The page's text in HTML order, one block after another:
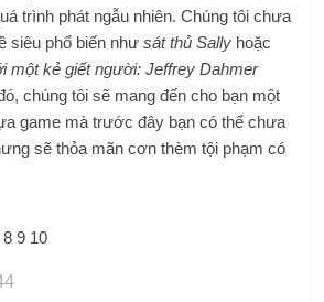
trình phát ngẫu nhiên. Chúng tôi chưa
siêu phổ biến nhưsát thủ Sally hoặc
một kẻ giết người: Jeffrey Dahmer
chúng tôi sẽ mang đến cho bạn một
game mà trước đây bạn có thể chưa
sẽ thỏa mãn cơn thèm tội phạm có
9 10